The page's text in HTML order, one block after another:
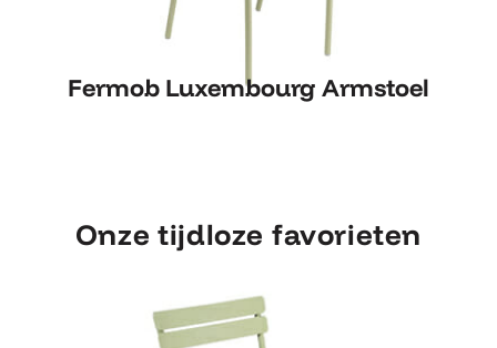
Fermob Luxembourg Armstoel
Fermob Luxembourg Armstoel
Onze tijdloze favorieten